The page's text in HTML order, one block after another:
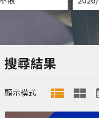
搜尋結果
顯示模式